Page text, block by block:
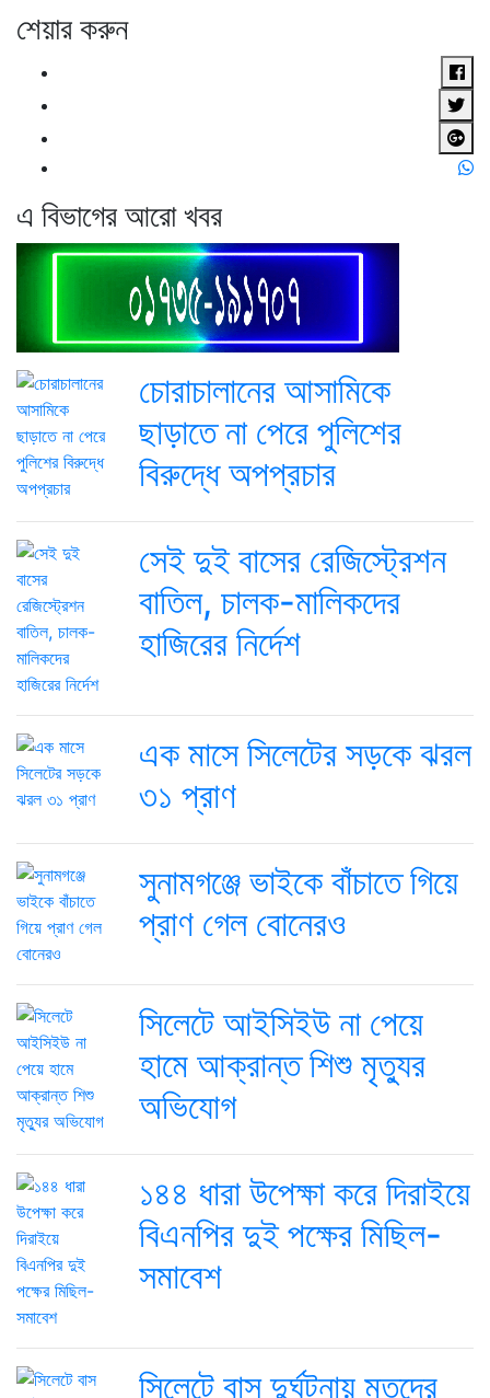
শেয়ার করুন
এ বিভাগের আরো খবর
চোরাচালানের আসামিকে
ছাড়াতে না পেরে পুলিশের
বিরুদ্ধে অপপ্রচার
সেই দুই বাসের রেজিস্ট্রেশন
বাতিল, চালক-মালিকদের
হাজিরের নির্দেশ
এক মাসে সিলেটের সড়কে ঝরল
৩১ প্রাণ
সুনামগঞ্জে ভাইকে বাঁচাতে গিয়ে
প্রাণ গেল বোনেরও
সিলেটে আইসিইউ না পেয়ে
হামে আক্রান্ত শিশু মৃত্যুর
অভিযোগ
১৪৪ ধারা উপেক্ষা করে দিরাইয়ে
বিএনপির দুই পক্ষের মিছিল-
সমাবেশ
সিলেটে বাস দুর্ঘটনায় মৃতদের